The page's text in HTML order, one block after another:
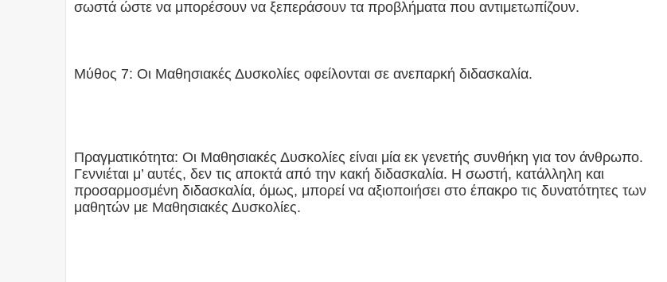
σωστά ώστε να μπορέσουν να ξεπεράσουν τα προβλήματα που αντιμετωπίζουν.
Μύθος 7: Οι Μαθησιακές Δυσκολίες οφείλονται σε ανεπαρκή διδασκαλία.
Πραγματικότητα: Οι Μαθησιακές Δυσκολίες είναι μία εκ γενετής συνθήκη για τον άνθρωπο.
Γεννιέται μ’ αυτές, δεν τις αποκτά από την κακή διδασκαλία. Η σωστή, κατάλληλη και
προσαρμοσμένη διδασκαλία, όμως, μπορεί να αξιοποιήσει στο έπακρο τις δυνατότητες των
μαθητών με Μαθησιακές Δυσκολίες.